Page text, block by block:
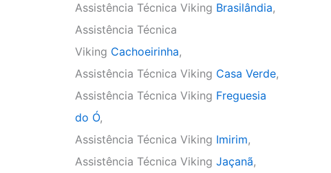
Assistência Técnica Viking Brasilândia,
Assistência Técnica
Viking Cachoeirinha,
Assistência Técnica Viking Casa Verde,
Assistência Técnica Viking Freguesia
do Ó,
Assistência Técnica Viking Imirim,
Assistência Técnica Viking Jaçanã,